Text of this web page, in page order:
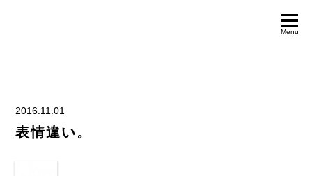
Menu
2016.11.01
表情違い。